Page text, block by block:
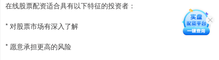
在线股票配资适合具有以下特征的投资者：
* 对股票市场有深入了解
* 愿意承担更高的风险